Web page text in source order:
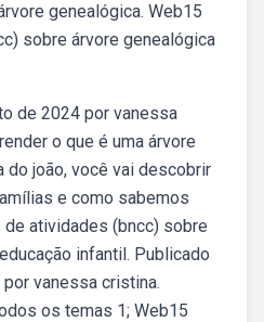
genealógica. Web15
sobre árvore genealógica
de 2024 por vanessa
o que é uma árvore
do joão, você vai descobrir
e como sabemos
atividades (bncc) sobre
infantil. Publicado
vanessa cristina.
os temas 1; Web15